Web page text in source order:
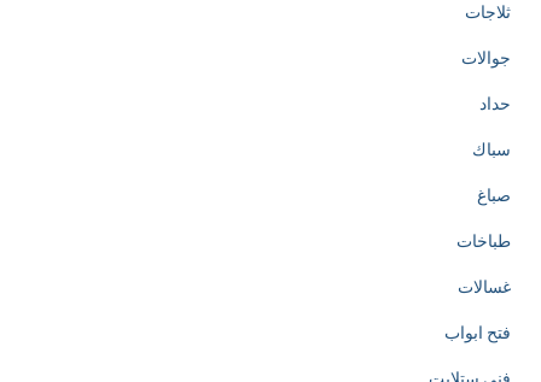
ثلاجات
جوالات
حداد
سباك
صباغ
طباخات
غسالات
فتح ابواب
فني ستلايت